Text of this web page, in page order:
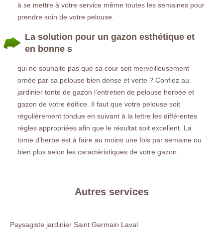
à se mettre à votre service même toutes les semaines pour
prendre soin de votre pelouse.
La solution pour un gazon esthétique et
en bonne s
qui ne souhaite pas que sa cour soit merveilleusement
ornée par sa pelouse bien dense et verte ? Confiez au
jardinier tonte de gazon l’entretien de pelouse herbée et
gazon de votre édifice. Il faut que votre pelouse soit
régulièrement tondue en suivant à la lettre les différentes
règles appropriées afin que le résultat soit excellent. La
tonte d’herbe est à faire au moins une fois par semaine ou
bien plus selon les caractéristiques de votre gazon.
Autres services
Paysagiste jardinier Saint Germain Laval